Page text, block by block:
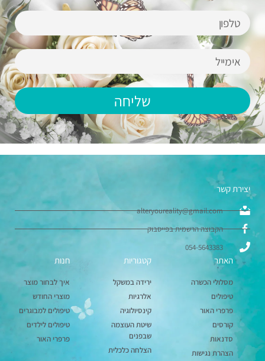
שליחה
יצירת קשר
alteryoureality@gmail.com
הקבוצה הרשמית בפייסבוק
054-5643383
האתר
מסלולי הכשרה
טיפולים
פרפרי האור
קורסים
סדנאות
הצהרת נגישות
קטגוריות
ירידה במשקל
אלרגיות
קינסיולוגיה
שיטת העוצמה
שבפנים
הצלחה כלכלית
חנות
איך לבחור מוצר
מוצרי החודש
טיפולים למבוגרים
טיפולים לילדים
פרפרי האור